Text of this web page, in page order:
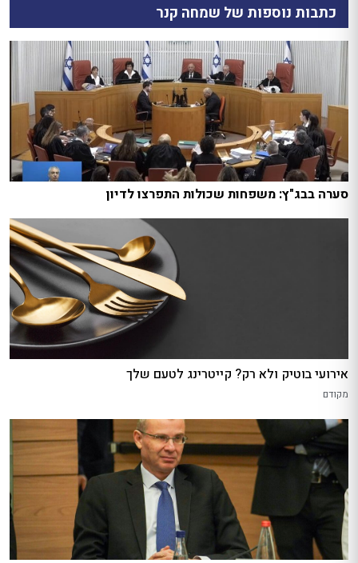
כתבות נוספות של שמחה קנר
סערה בבג"ץ: משפחות שכולות התפרצו לדיון
אירועי בוטיק ולא רק? קייטרינג לטעם שלך
מקודם